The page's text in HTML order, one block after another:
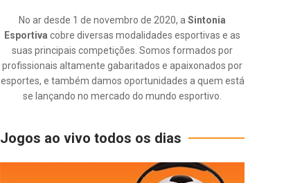
No ar desde 1 de novembro de 2020, aSintonia
Esportiva cobre diversas modalidades esportivas e as
suas principais competições. Somos formados por
profissionais altamente gabaritados e apaixonados por
esportes, e também damos oportunidades a quem está
se lançando no mercado do mundo esportivo.
Jogos ao vivo todos os dias